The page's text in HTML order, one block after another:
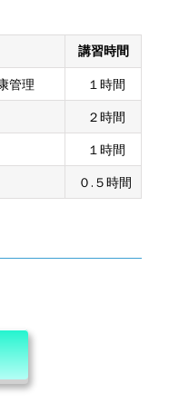
講習時間
管理
１時間
２時間
１時間
０.５時間